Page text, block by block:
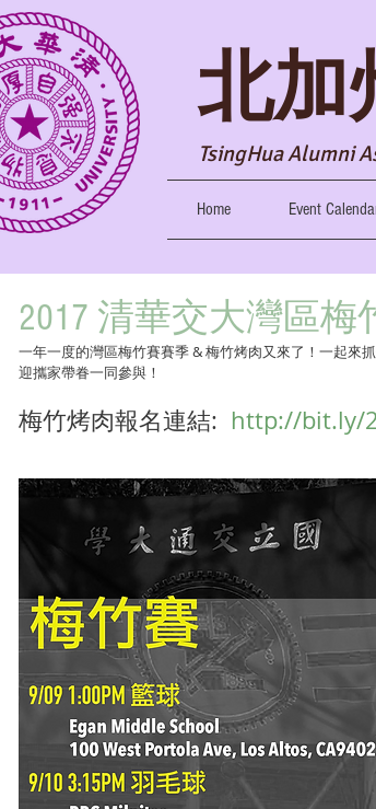
北加
TsingHua Alumni
Home Event
2017 清華交大灣區梅
一年一度的灣區梅竹賽賽季 & 梅竹烤肉又來了！一起來
迎攜家帶眷一同參與！
梅竹烤肉報名連結: http://bit.ly/